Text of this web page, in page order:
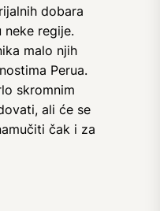
dobara
neke regije.
malo njih
Perua.
skromnim
ali će se
čak i za